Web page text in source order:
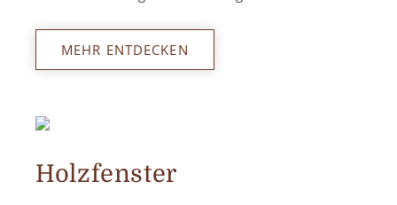
MEHR ENTDECKEN
Holzfenster